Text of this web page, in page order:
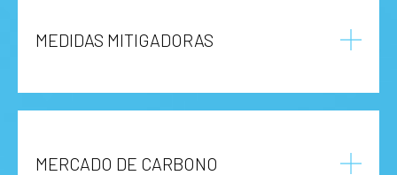
MEDIDAS MITIGADORAS
MERCADO DE CARBONO